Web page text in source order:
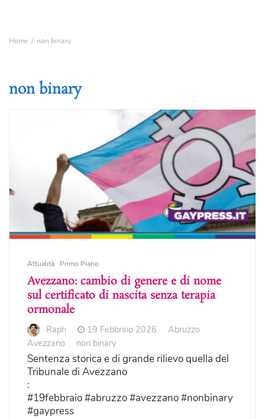
Home non binary
non binary
Attualità Primo Piano
Avezzano: cambio di genere e di nome
sul certificato di nascita senza terapia
ormonale
Raph 19 Febbraio 2026
Abruzzo
Avezzano
non binary
Sentenza storica e di grande rilievo quella del
Tribunale di Avezzano
:
#19febbraio #abruzzo #avezzano #nonbinary
#gaypress